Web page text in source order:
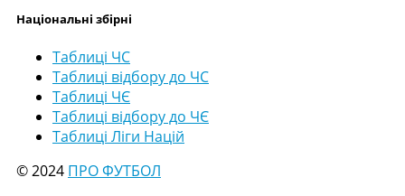
Національні збірні
Таблиці ЧС
Таблиці відбору до ЧС
Таблиці ЧЄ
Таблиці відбору до ЧЄ
Таблиці Ліги Націй
© 2024 ПРО ФУТБОЛ